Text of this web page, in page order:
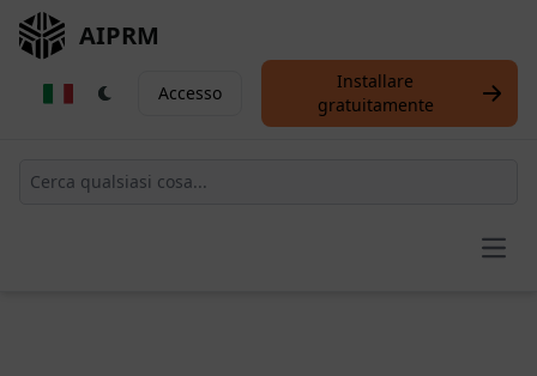
AIPRM
Accesso
Installare
gratuitamente